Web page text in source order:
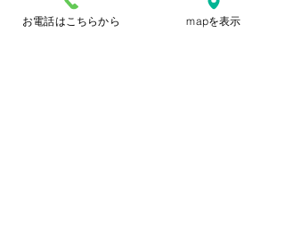
￥1,700
お電話はこちらから mapを表示